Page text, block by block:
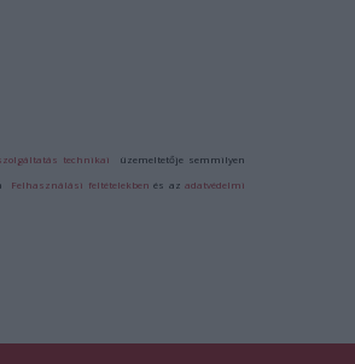
technikai üzemeltetője semmilyen
Felhasználási feltételekben és azadatvédelmi